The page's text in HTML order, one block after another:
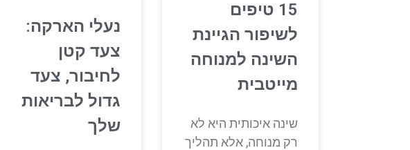
15 טיפים
לשיפור הגיינת
השינה למנוחה
מייטבית
שינה איכותית היא לא
רק מנוחה, אלא תהליך
נעלי הארקה:
צעד קטן
לחיבור, צעד
גדול לבריאות
שלך